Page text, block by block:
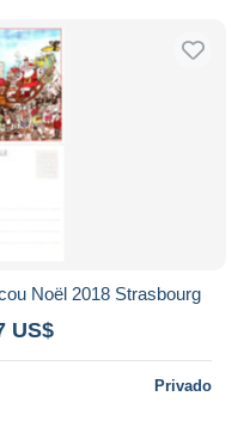
Noël 2018 Strasbourg
US$
Privado